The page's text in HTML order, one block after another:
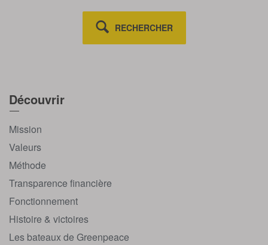
RECHERCHER
Découvrir
Mission
Valeurs
Méthode
Transparence financière
Fonctionnement
Histoire & victoires
Les bateaux de Greenpeace